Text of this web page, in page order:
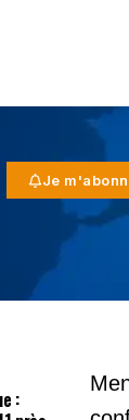
Je
: